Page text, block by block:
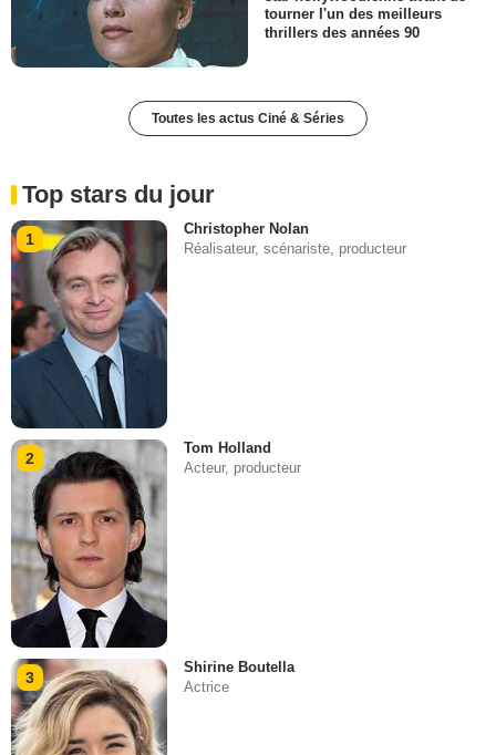
tourner l'un des meilleurs
thrillers des années 90
Toutes les actus Ciné & Séries
Top stars du jour
1
Christopher Nolan
Réalisateur, scénariste, producteur
2
Tom Holland
Acteur, producteur
3
Shirine Boutella
Actrice